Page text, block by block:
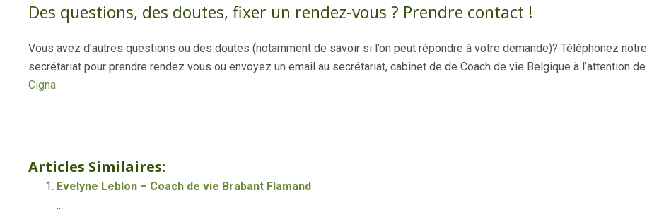
Des questions, des doutes, fixer un rendez-vous ? Prendre contact !
Vous avez d’autres questions ou des doutes (notamment de savoir si l’on peut répondre à votre demande)? Téléphonez notre
secrétariat pour prendre rendez vous ou envoyez un email au secrétariat, cabinet de de Coach de vie Belgique à l’attention de
Cigna.
Articles Similaires:
Evelyne Leblon – Coach de vie Brabant Flamand
...